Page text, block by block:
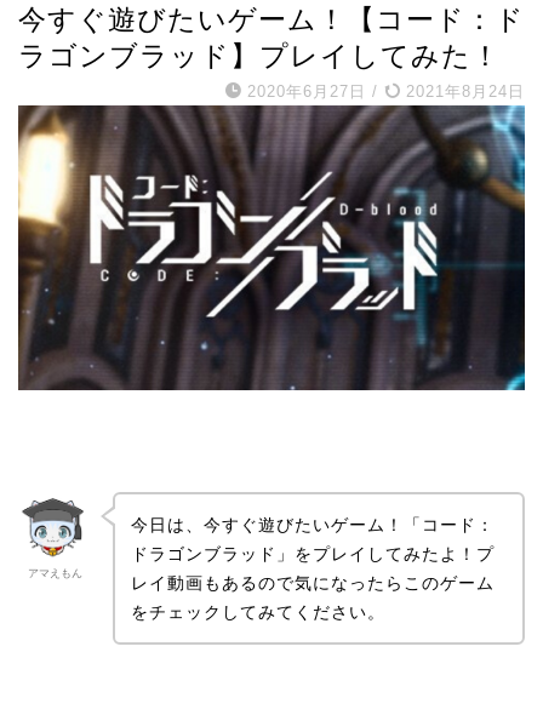
今すぐ遊びたいゲーム！【コード：ド
ラゴンブラッド】プレイしてみた！
2020年6月27日 / 2021年8月24日
アマえもん
今日は、今すぐ遊びたいゲーム！「コード：
ドラゴンブラッド」をプレイしてみたよ！プ
レイ動画もあるので気になったらこのゲーム
をチェックしてみてください。